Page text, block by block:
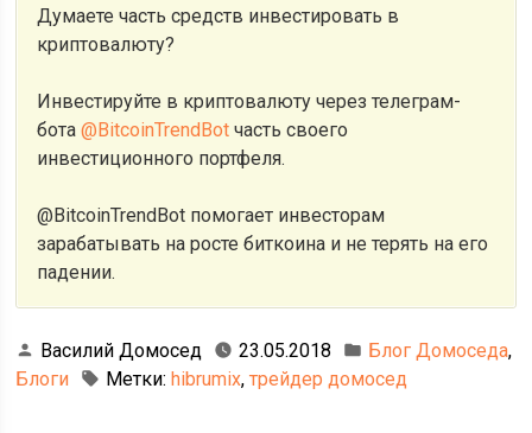
Думаете часть средств инвестировать в
криптовалюту?
Инвестируйте в криптовалюту через телеграм-
бота@BitcoinTrendBot часть своего
инвестиционного портфеля.
@BitcoinTrendBot помогает инвесторам
зарабатывать на росте биткоина и не терять на его
падении.
Василий Домосед 23.05.2018 Блог Домоседа,
Блоги
Метки:hibrumix,трейдер домосед